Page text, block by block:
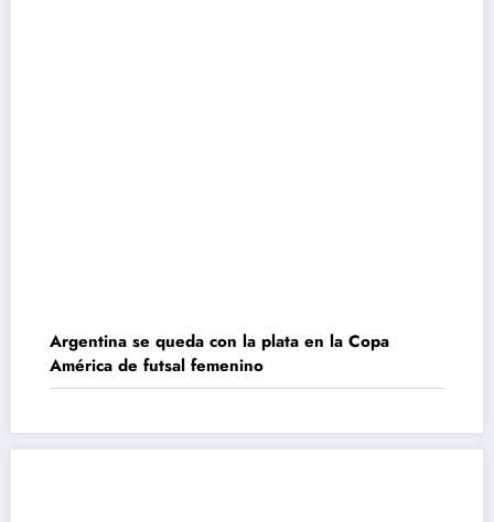
Argentina se queda con la plata en la Copa
América de futsal femenino